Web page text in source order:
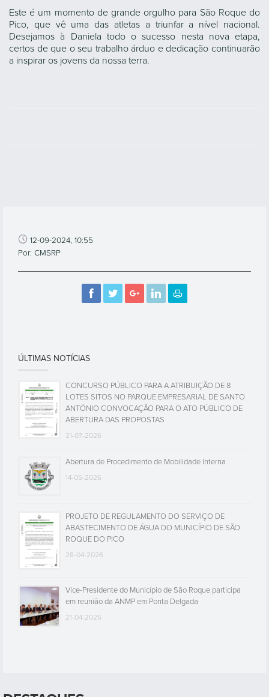
Este é um momento de grande orgulho para São Roque do
Pico, que vê uma das atletas a triunfar a nível nacional.
Desejamos à Daniela todo o sucesso nesta nova etapa,
certos de que o seu trabalho árduo e dedicação continuarão
a inspirar os jovens da nossa terra.
12-09-2024, 10:55
Por: CMSRP
ÚLTIMAS NOTÍCIAS
CONCURSO PÚBLICO PARA A ATRIBUIÇÃO DE 8
LOTES SITOS NO PARQUE EMPRESARIAL DE SANTO
ANTÓNIO CONVOCAÇÃO PARA O ATO PÚBLICO DE
ABERTURA DAS PROPOSTAS
31-07-2026
Abertura de Procedimento de Mobilidade Interna
14-05-2026
PROJETO DE REGULAMENTO DO SERVIÇO DE
ABASTECIMENTO DE ÁGUA DO MUNICÍPIO DE SÃO
ROQUE DO PICO
28-04-2026
Vice-Presidente do Município de São Roque participa
em reunião da ANMP em Ponta Delgada
21-04-2026